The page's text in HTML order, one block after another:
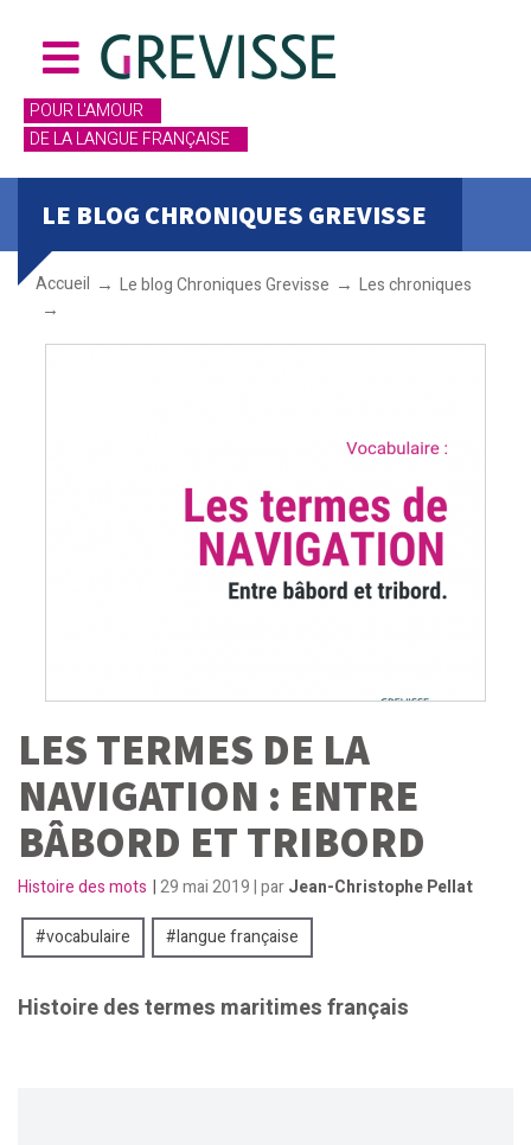
POUR L'AMOUR
DE LA LANGUE FRANÇAISE
LE BLOG CHRONIQUES GREVISSE
Accueil Le blog Chroniques Grevisse
Les chroniques
LES TERMES DE LA
NAVIGATION : ENTRE
BÂBORD ET TRIBORD
Histoire des mots |29 mai 2019 | parJean-Christophe Pellat
vocabulaire
langue française
Histoire des termes maritimes français